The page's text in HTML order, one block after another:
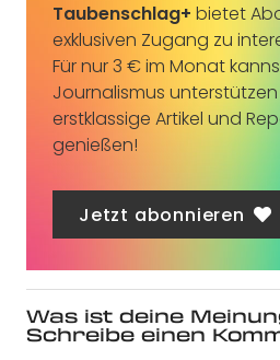
Taubenschlag+ bietet
exklusiven Zugang zu
Für nur 3 € im Monat
Journalismus
erstklassige Artikel und
genießen!
Jetzt abonnieren
Was ist deine
Schreibe einen